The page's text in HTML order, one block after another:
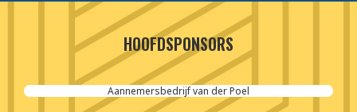
HOOFDSPONSORS
Aannemersbedrijf van der Poel